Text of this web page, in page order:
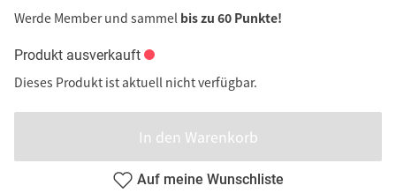
Werde Member und sammel bis zu 60 Punkte!
Produkt ausverkauft
Dieses Produkt ist aktuell nicht verfügbar.
In den Warenkorb
Auf meine Wunschliste